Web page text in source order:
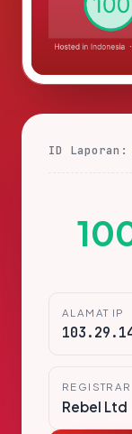
ID Laporan:
ALAMAT IP
REGISTRAR
Rebel Ltd